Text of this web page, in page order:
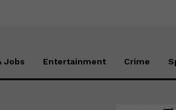
Jobs Entertainment Crime